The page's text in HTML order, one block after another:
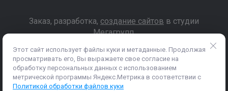
Заказ, разработка, создание сайтов в студии
Мегагрупп.
Данные о товарах и услугах, включая цены и технические
характеристики, представленные на сайте, не являются
публичной офертой, определяемой положениями Статьи 437 (2)
Этот сайт использует файлы куки и метаданные. Продолжая
просматривать его, Вы выражаете свое согласие на
обработку персональных данных с использованием
метрической программы Яндекс.Метрика в соответствии с
Политикой обработки файлов куки